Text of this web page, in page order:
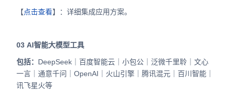
【点击查看】：详细集成应用方案。
03 AI智能大模型工具
包括： DeepSeek｜百度智能云｜小包公｜泛微千里聆｜文心
一言｜通意千问｜OpenAI｜火山引擎｜腾讯混元｜百川智能｜
讯飞星火等